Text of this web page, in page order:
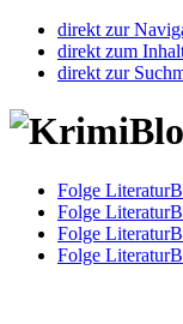
direkt zur
direkt zum
direkt zur
Folge
Folge
Folge
Folge